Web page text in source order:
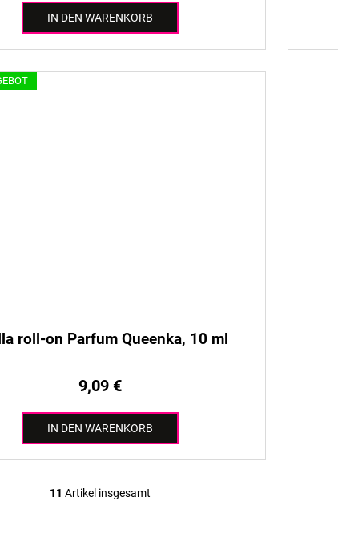
IN DEN WARENKORB
roll-on Parfum Queenka, 10 ml
9,09 €
IN DEN WARENKORB
S
11 Artikel insgesamt